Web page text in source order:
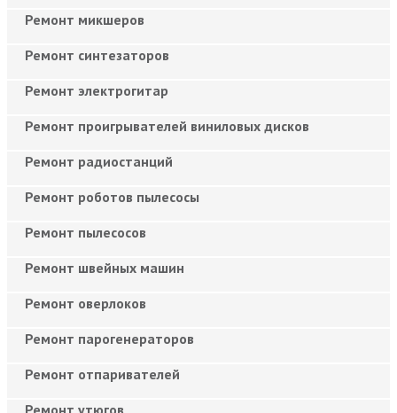
Ремонт микшеров
Ремонт синтезаторов
Ремонт электрогитар
Ремонт проигрывателей виниловых дисков
Ремонт радиостанций
Ремонт роботов пылесосы
Ремонт пылесосов
Ремонт швейных машин
Ремонт оверлоков
Ремонт парогенераторов
Ремонт отпаривателей
Ремонт утюгов